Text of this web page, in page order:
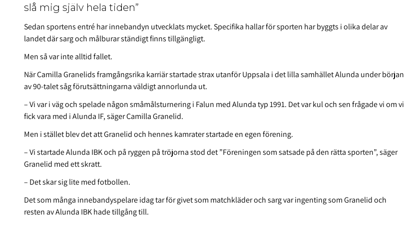
slå mig själv hela tiden”
Sedan sportens entré har innebandyn utvecklats mycket. Specifika hallar för sporten har byggts i olika delar av
landet där sarg och målburar ständigt finns tillgängligt.
Men så var inte alltid fallet.
När Camilla Granelids framgångsrika karriär startade strax utanför Uppsala i det lilla samhället Alunda under början
av 90-talet såg förutsättningarna väldigt annorlunda ut.
– Vi var i väg och spelade någon småmålsturnering i Falun med Alunda typ 1991. Det var kul och sen frågade vi om vi
fick vara med i Alunda IF, säger Camilla Granelid.
Men i stället blev det att Granelid och hennes kamrater startade en egen förening.
– Vi startade Alunda IBK och på ryggen på tröjorna stod det ”Föreningen som satsade på den rätta sporten”, säger
Granelid med ett skratt.
– Det skar sig lite med fotbollen.
Det som många innebandyspelare idag tar för givet som matchkläder och sarg var ingenting som Granelid och
resten av Alunda IBK hade tillgång till.